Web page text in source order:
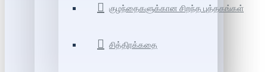
குழந்தைகளுக்கான சிறந்த புத்தகங்கள்
சித்திரக்கதை